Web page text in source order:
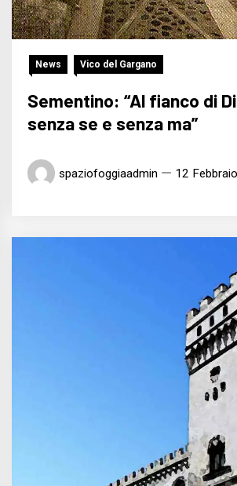
News Vico del Gargano
Sementino: “Al fianco di
senza se e senza ma”
spaziofoggiaadmin 12